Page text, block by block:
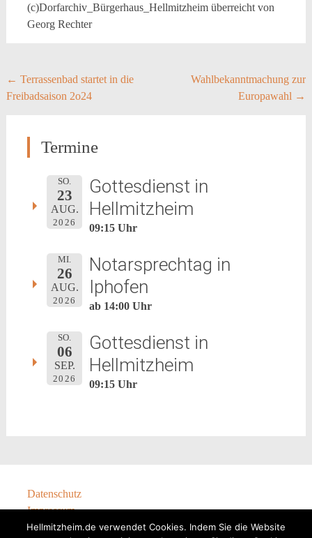
(c)Dorfarchiv_Bürgerhaus_Hellmitzheim überreicht von
Georg Rechter
Post
navigation
← Terrassenbad startet in die
Freibadsaison 2o24
Wahlbekanntmachung zur
Europawahl →
Termine
SO.
23
AUG.
2026
Gottesdienst in
Hellmitzheim
09:15 Uhr
MI.
26
AUG.
2026
Notarsprechtag in
Iphofen
ab 14:00 Uhr
SO.
06
SEP.
2026
Gottesdienst in
Hellmitzheim
09:15 Uhr
Datenschutz
Impressum
Hellmitzheim.de verwendet Cookies. Indem Sie die Website